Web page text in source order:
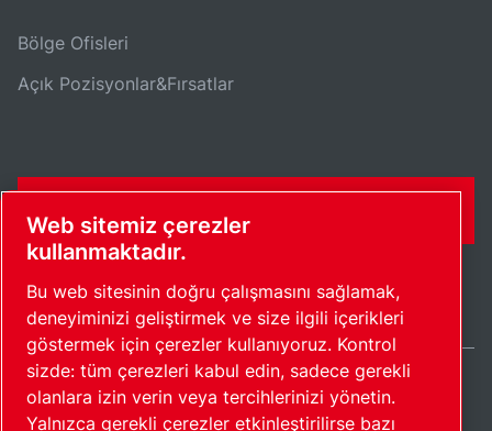
Bölge Ofisleri
Açık Pozisyonlar&Fırsatlar
Site haritasıÇerezleri yönet© 2026 Telif Hakkı.
Turkey / TR
Web sitemiz çerezler
kullanmaktadır.
Bu web sitesinin doğru çalışmasını sağlamak,
deneyiminizi geliştirmek ve size ilgili içerikleri
göstermek için çerezler kullanıyoruz. Kontrol
sizde: tüm çerezleri kabul edin, sadece gerekli
olanlara izin verin veya tercihlerinizi yönetin.
Yalnızca gerekli çerezler etkinleştirilirse bazı